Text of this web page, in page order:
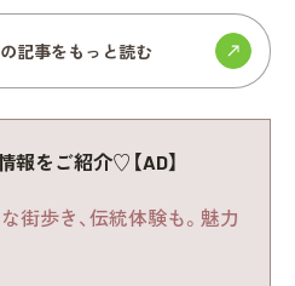
記事をもっと読む
報をご紹介♡【AD】
街歩き、伝統体験も。魅力